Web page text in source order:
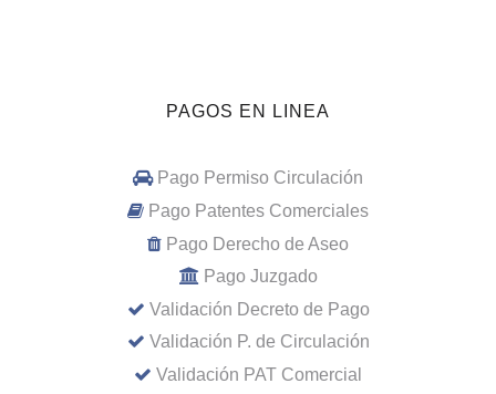
PAGOS EN LINEA
Pago Permiso Circulación
Pago Patentes Comerciales
Pago Derecho de Aseo
Pago Juzgado
Validación Decreto de Pago
Validación P. de Circulación
Validación PAT Comercial